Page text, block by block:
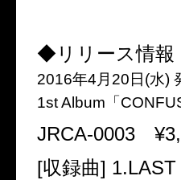
◆リリース情報
2016年4月20日(水)
1st Album「
JRCA-0003
[収録曲]